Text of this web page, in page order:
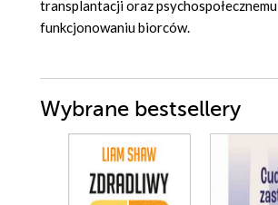
transplantacji oraz psychospołecznemu
funkcjonowaniu biorców.
Wybrane bestsellery